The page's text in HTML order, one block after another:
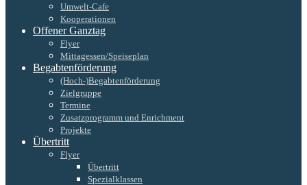
Umwelt-Cafe
Kooperationen
Offener Ganztag
Flyer
Mittagessen/Speiseplan
Begabtenförderung
(Hoch-)Begabtenförderung
Zielgruppe
Termine
Zusatzprogramm und Enrichment
Projekte
Übertritt
Flyer
Übertritt
Spezialklassen